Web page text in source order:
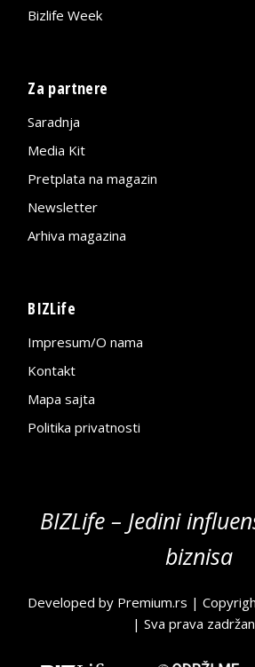
Bizlife Week
Za partnere
Saradnja
Media Kit
Pretplata na magazin
Newsletter
Arhiva magazina
BIZLife
Impresum/O nama
Kontakt
Mapa sajta
Politika privatnosti
BIZLife – Jedini
biznisa
Developed by Premium.rs |
| Sva prava